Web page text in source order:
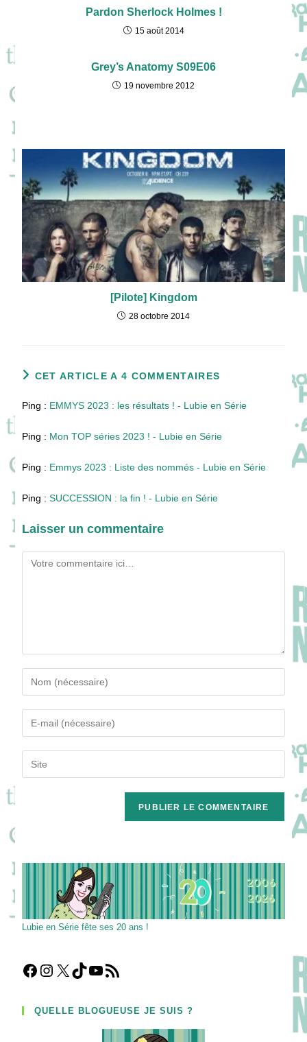
Pardon Sherlock Holmes !
15 août 2014
Grey’s Anatomy S09E06
19 novembre 2012
[Pilote] Kingdom
28 octobre 2014
CET ARTICLE A 4 COMMENTAIRES
Ping : EMMYS 2023 : les résultats ! - Lubie en Série
Ping : Mon TOP séries 2023 ! - Lubie en Série
Ping : Emmys 2023 : Liste des nommés - Lubie en Série
Ping :SUCCESSION : la fin ! - Lubie en Série
Laisser un commentaire
Comment
your
name
comment
your
email
address
l’URL
Lubie en Série fête ses 20 ans !
Facebook
Instagram
X TikTokYouTube
Flux RSS
QUELLE BLOGUEUSE JE SUIS ?